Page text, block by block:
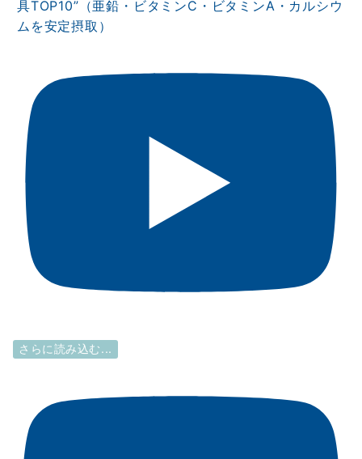
具TOP10”（亜鉛・ビタミンⅭ・ビタミンA・カルシウ
ムを安定摂取）
さらに読み込む...